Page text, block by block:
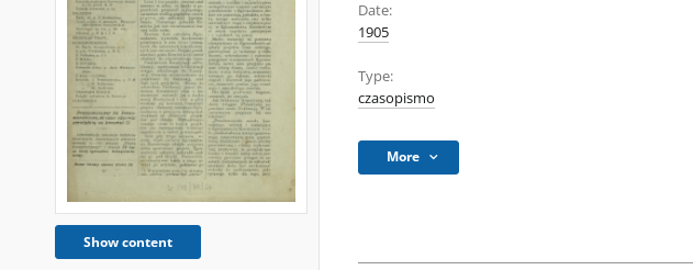
Show content
Date:
1905
Type:
czasopismo
More